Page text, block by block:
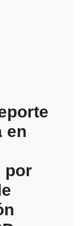
en
por